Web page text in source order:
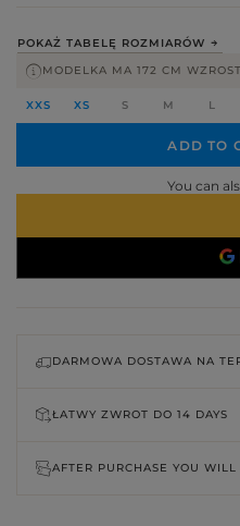
POKAŻ TABELĘ ROZMIARÓW
MODELKA MA 172 CM
XXS XS S M L
ADD TO
You can
DARMOWA DOSTAWA NA
ŁATWY ZWROT DO 14 DAYS
AFTER PURCHASE YOU WILL